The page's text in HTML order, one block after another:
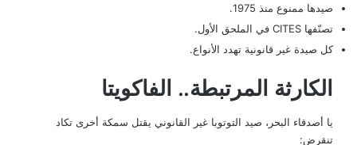
صيدها ممنوع منذ 1975.
تصنّفها CITES في الملحق الأول.
كل صيدة غير قانونية تهدد الأنواع.
الكارثة المرتبطة.. الفاكويتا
يا أصدقاء البحر، صيد التوتوبا غير القانوني يقتل سمكة أخرى تكاد
تنقرض: